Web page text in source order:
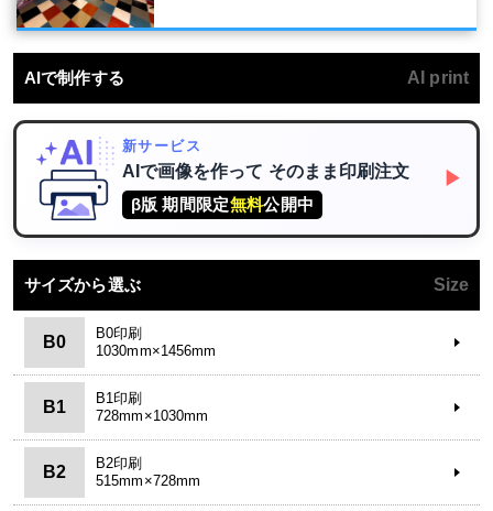
AIで制作する AI print
新サービス
AIで画像を作って そのまま印刷注文
β版 期間限定無料公開中
▶
サイズから選ぶ Size
B0
B0印刷
1030mm×1456mm
B1
B1印刷
728mm×1030mm
B2
B2印刷
515mm×728mm